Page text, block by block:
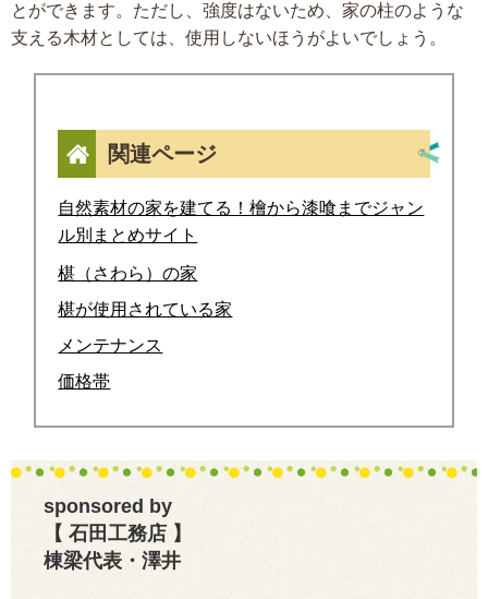
とができます。ただし、強度はないため、家の柱のような
支える木材としては、使用しないほうがよいでしょう。
関連ページ
自然素材の家を建てる！檜から漆喰までジャン
ル別まとめサイト
椹（さわら）の家
椹が使用されている家
メンテナンス
価格帯
sponsored by
【 石田工務店 】
棟梁代表・澤井